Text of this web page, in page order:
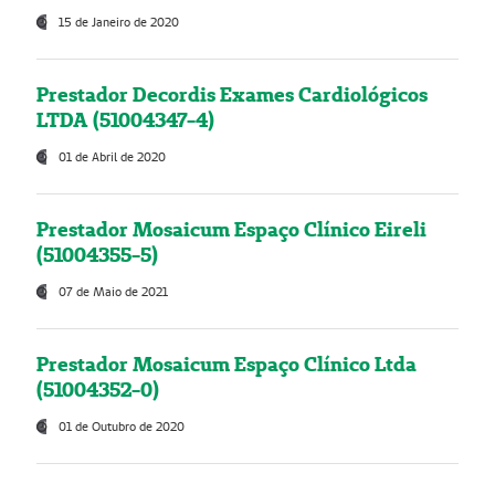
15 de Janeiro de 2020
Prestador Decordis Exames Cardiológicos
LTDA (51004347-4)
01 de Abril de 2020
Prestador Mosaicum Espaço Clínico Eireli
(51004355-5)
07 de Maio de 2021
Prestador Mosaicum Espaço Clínico Ltda
(51004352-0)
01 de Outubro de 2020